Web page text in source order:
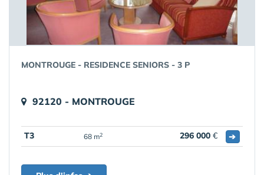
MONTROUGE - RESIDENCE SENIORS - 3 P
92120 - MONTROUGE
T3 68 m2 296 000 € ➔